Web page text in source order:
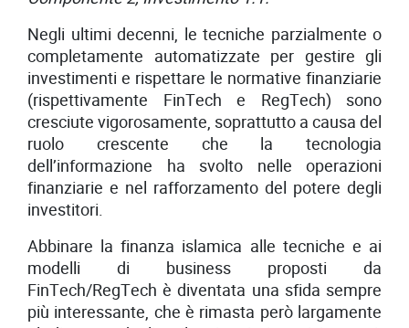
Negli ultimi decenni, le tecniche parzialmente o
completamente automatizzate per gestire gli
investimenti e rispettare le normative finanziarie
(rispettivamente FinTech e RegTech) sono
cresciute vigorosamente, soprattutto a causa del
ruolo crescente che la tecnologia
dell’informazione ha svolto nelle operazioni
finanziarie e nel rafforzamento del potere degli
investitori.
Abbinare la finanza islamica alle tecniche e ai
modelli di business proposti da
FinTech/RegTech è diventata una sfida sempre
più interessante, che è rimasta però largamente